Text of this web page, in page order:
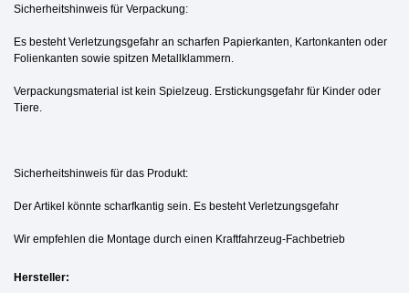
Sicherheitshinweis für Verpackung:
Es besteht Verletzungsgefahr an scharfen Papierkanten, Kartonkanten oder
Folienkanten sowie spitzen Metallklammern.
Verpackungsmaterial ist kein Spielzeug. Erstickungsgefahr für Kinder oder
Tiere.
Sicherheitshinweis für das Produkt:
Der Artikel könnte scharfkantig sein. Es besteht Verletzungsgefahr
Wir empfehlen die Montage durch einen Kraftfahrzeug-Fachbetrieb
Hersteller: